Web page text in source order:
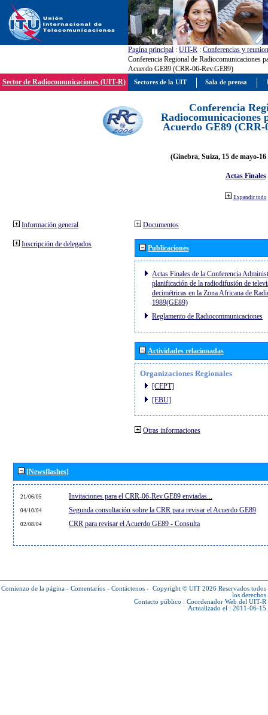
Pagína principal : UIT-R : Conferencias y
Conferencia Regional de Radiocomunicaciones
Acuerdo GE89 (CRR-06-Rev.GE89)
Sector de Radiocomunicaciones (UIT-R)
Conferencia
Radiocomunicaciones
Acuerdo GE89 (CRR-
(Ginebra, Suiza, 15 de mayo-
Actas Finales
Expandir todo
Información general
Inscripción de delegados
Documentos
Publicaciones
Actas Finales de la Conferencia
planificación de la radiodifusión de
decimétricas en la Zona Africana de
1989(GE89)
Reglamento de Radiocommunicaciones
Actividades relacionadas
Organizaciones Regionales
[CEPT]
[EBU]
Otras informaciones
[Newsflashes]
21/06/05 Invitaciones para el CRR-06-Rev.GE89 enviadas...
04/10/04 Segunda consultación sobre la CRR para revisar el Acuerdo GE89
02/08/04 CRR para revisar el Acuerdo GE89 - Consulta
Comienzo de la página - Comentarios - Contáctenos - Copyright © UIT 2026 Reservados todos
los derechos
Contacto público : Coordenador Web del UIT-R
Actualizado el : 2011-06-15
Sectores de la UIT Sala de prensa